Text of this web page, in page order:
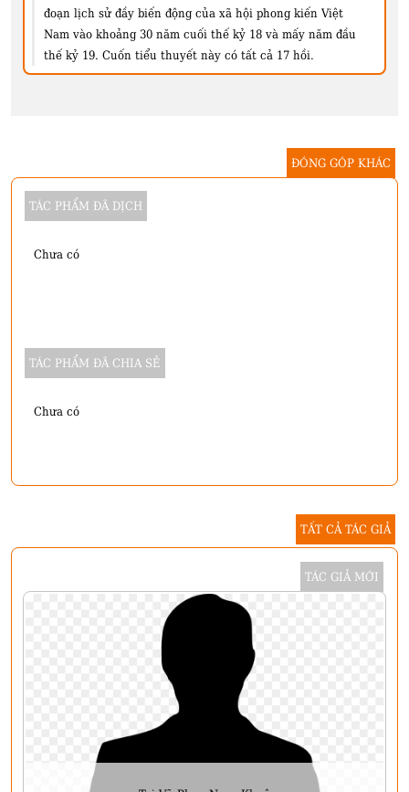
đoạn lịch sử đầy biến động của xã hội phong kiến Việt
Nam vào khoảng 30 năm cuối thế kỷ 18 và mấy năm đầu
thế kỷ 19. Cuốn tiểu thuyết này có tất cả 17 hồi.
ĐÓNG GÓP KHÁC
TÁC PHẨM ĐÃ DỊCH
Chưa có
TÁC PHẨM ĐÃ CHIA SẺ
Chưa có
TẤT CẢ TÁC GIẢ
TÁC GIẢ MỚI